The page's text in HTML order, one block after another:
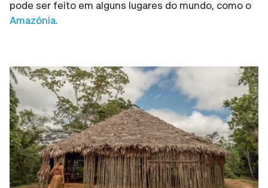
pode ser feito em alguns lugares do mundo, como o
Amazônia.